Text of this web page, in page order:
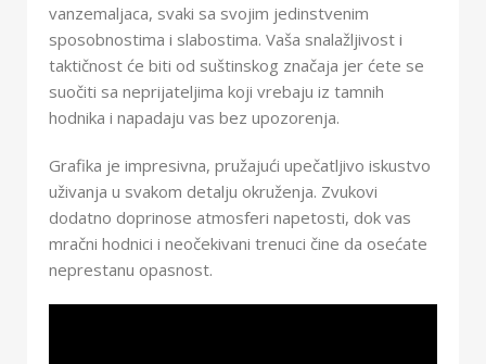
vanzemaljaca, svaki sa svojim jedinstvenim
sposobnostima i slabostima. Vaša snalažljivost i
taktičnost će biti od suštinskog značaja jer ćete se
suočiti sa neprijateljima koji vrebaju iz tamnih
hodnika i napadaju vas bez upozorenja.
Grafika je impresivna, pružajući upečatljivo iskustvo
uživanja u svakom detalju okruženja. Zvukovi
dodatno doprinose atmosferi napetosti, dok vas
mračni hodnici i neočekivani trenuci čine da osećate
neprestanu opasnost.